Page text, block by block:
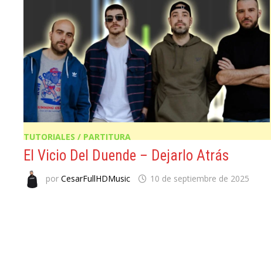
TUTORIALES / PARTITURA
El Vicio Del Duende – Dejarlo Atrás
porCesarFullHDMusic 10 de septiembre de 2025